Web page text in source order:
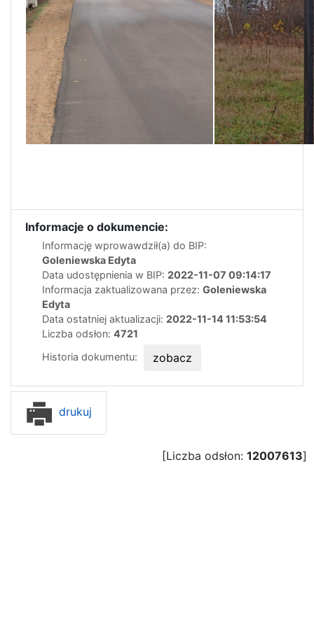
Informacje o dokumencie:
Informację wprowawdził(a) do BIP:
Goleniewska Edyta
Data udostępnienia w BIP: 2022-11-07 09:14:17
Informacja zaktualizowana przez: Goleniewska
Edyta
Data ostatniej aktualizacji: 2022-11-14 11:53:54
Liczba odsłon: 4721
Historia dokumentu:
zobacz
drukuj
[Liczba odsłon: 12007613]